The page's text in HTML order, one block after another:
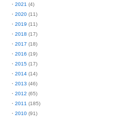
2021 (4)
2020 (11)
2019 (11)
2018 (17)
2017 (18)
2016 (19)
2015 (17)
2014 (14)
2013 (46)
2012 (65)
2011 (185)
2010 (91)